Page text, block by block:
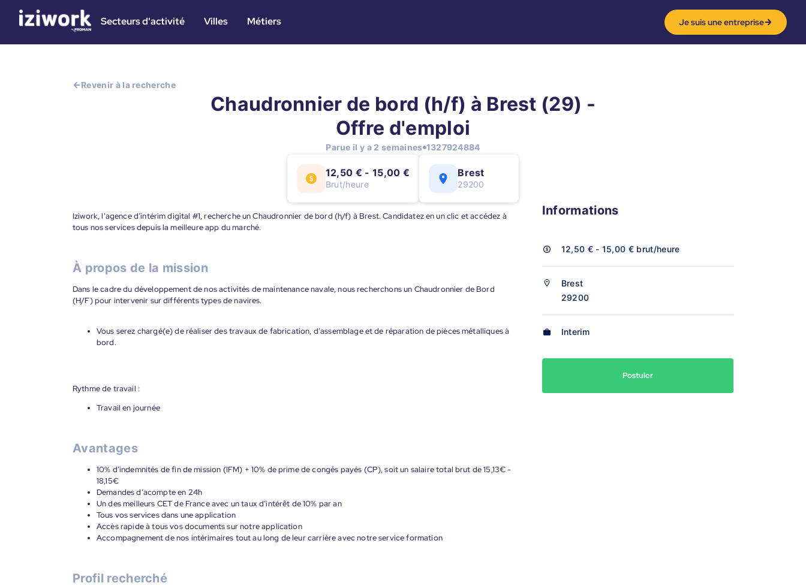
Secteurs d'activité Villes Métiers Je suis une entreprise
Revenir à la recherche
Chaudronnier de bord (h/f) à Brest (29) -
Offre d'emploi
Parue il y a 2 semaines 1327924884
12,50 € - 15,00 €
Brut/heure
Brest
29200
Iziwork, l'agence d’intérim digital #1, recherche un Chaudronnier de bord (h/f) à Brest. Candidatez en un clic et accédez à
tous nos services depuis la meilleure app du marché.
À propos de la mission
Dans le cadre du développement de nos activités de maintenance navale, nous recherchons un Chaudronnier de Bord
(H/F) pour intervenir sur différents types de navires.
Vous serez chargé(e) de réaliser des travaux de fabrication, d’assemblage et de réparation de pièces métalliques à
bord.
Rythme de travail :
Travail en journée
Avantages
10% d’indemnités de fin de mission (IFM) + 10% de prime de congés payés (CP), soit un salaire total brut de 15,13€ -
18,15€
Demandes d’acompte en 24h
Un des meilleurs CET de France avec un taux d’intérêt de 10% par an
Tous vos services dans une application
Accès rapide à tous vos documents sur notre application
Accompagnement de nos intérimaires tout au long de leur carrière avec notre service formation
Profil recherché
Informations
12,50 € - 15,00 € brut/heure
Brest
29200
Interim
Postuler